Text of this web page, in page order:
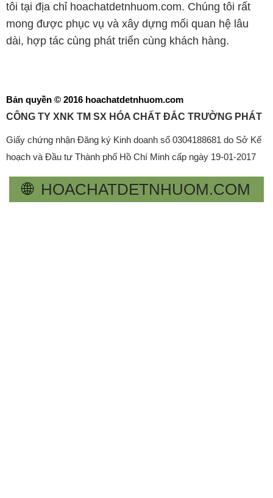
tôi tại địa chỉ hoachatdetnhuom.com. Chúng tôi rất
mong được phục vụ và xây dựng mối quan hệ lâu
dài, hợp tác cùng phát triển cùng khách hàng.
Bản quyền © 2016 hoachatdetnhuom.com
CÔNG TY XNK TM SX HÓA CHẤT ĐẮC TRƯỜNG PHÁT
Giấy chứng nhận Đăng ký Kinh doanh số 0304188681 do Sở Kế
hoạch và Đầu tư Thành phố Hồ Chí Minh cấp ngày 19-01-2017
🌐 HOACHATDETNHUOM.COM